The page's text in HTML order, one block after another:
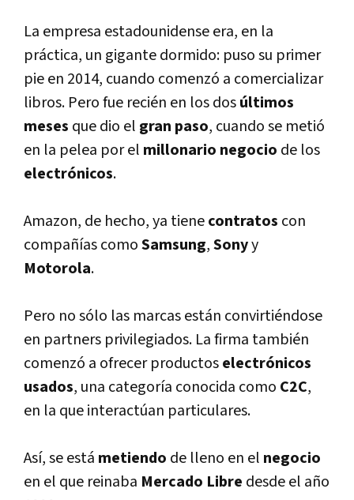
La empresa estadounidense era, en la
práctica, un gigante dormido: puso su primer
pie en 2014, cuando comenzó a comercializar
libros. Pero fue recién en los dosúltimos
meses que dio el gran paso, cuando se metió
en la pelea por el millonario negocio de los
electrónicos.
Amazon, de hecho, ya tienecontratos con
compañí­as comoSamsung,Sonyy
Motorola.
Pero no sólo las marcas están convirtiéndose
en partners privilegiados. La firma también
comenzó a ofrecer productoselectrónicos
usados, una categorí­a conocida como C2C,
en la que interactúan particulares.
Así­, se está metiendo de lleno en el negocio
en el que reinaba Mercado Libre desde el año